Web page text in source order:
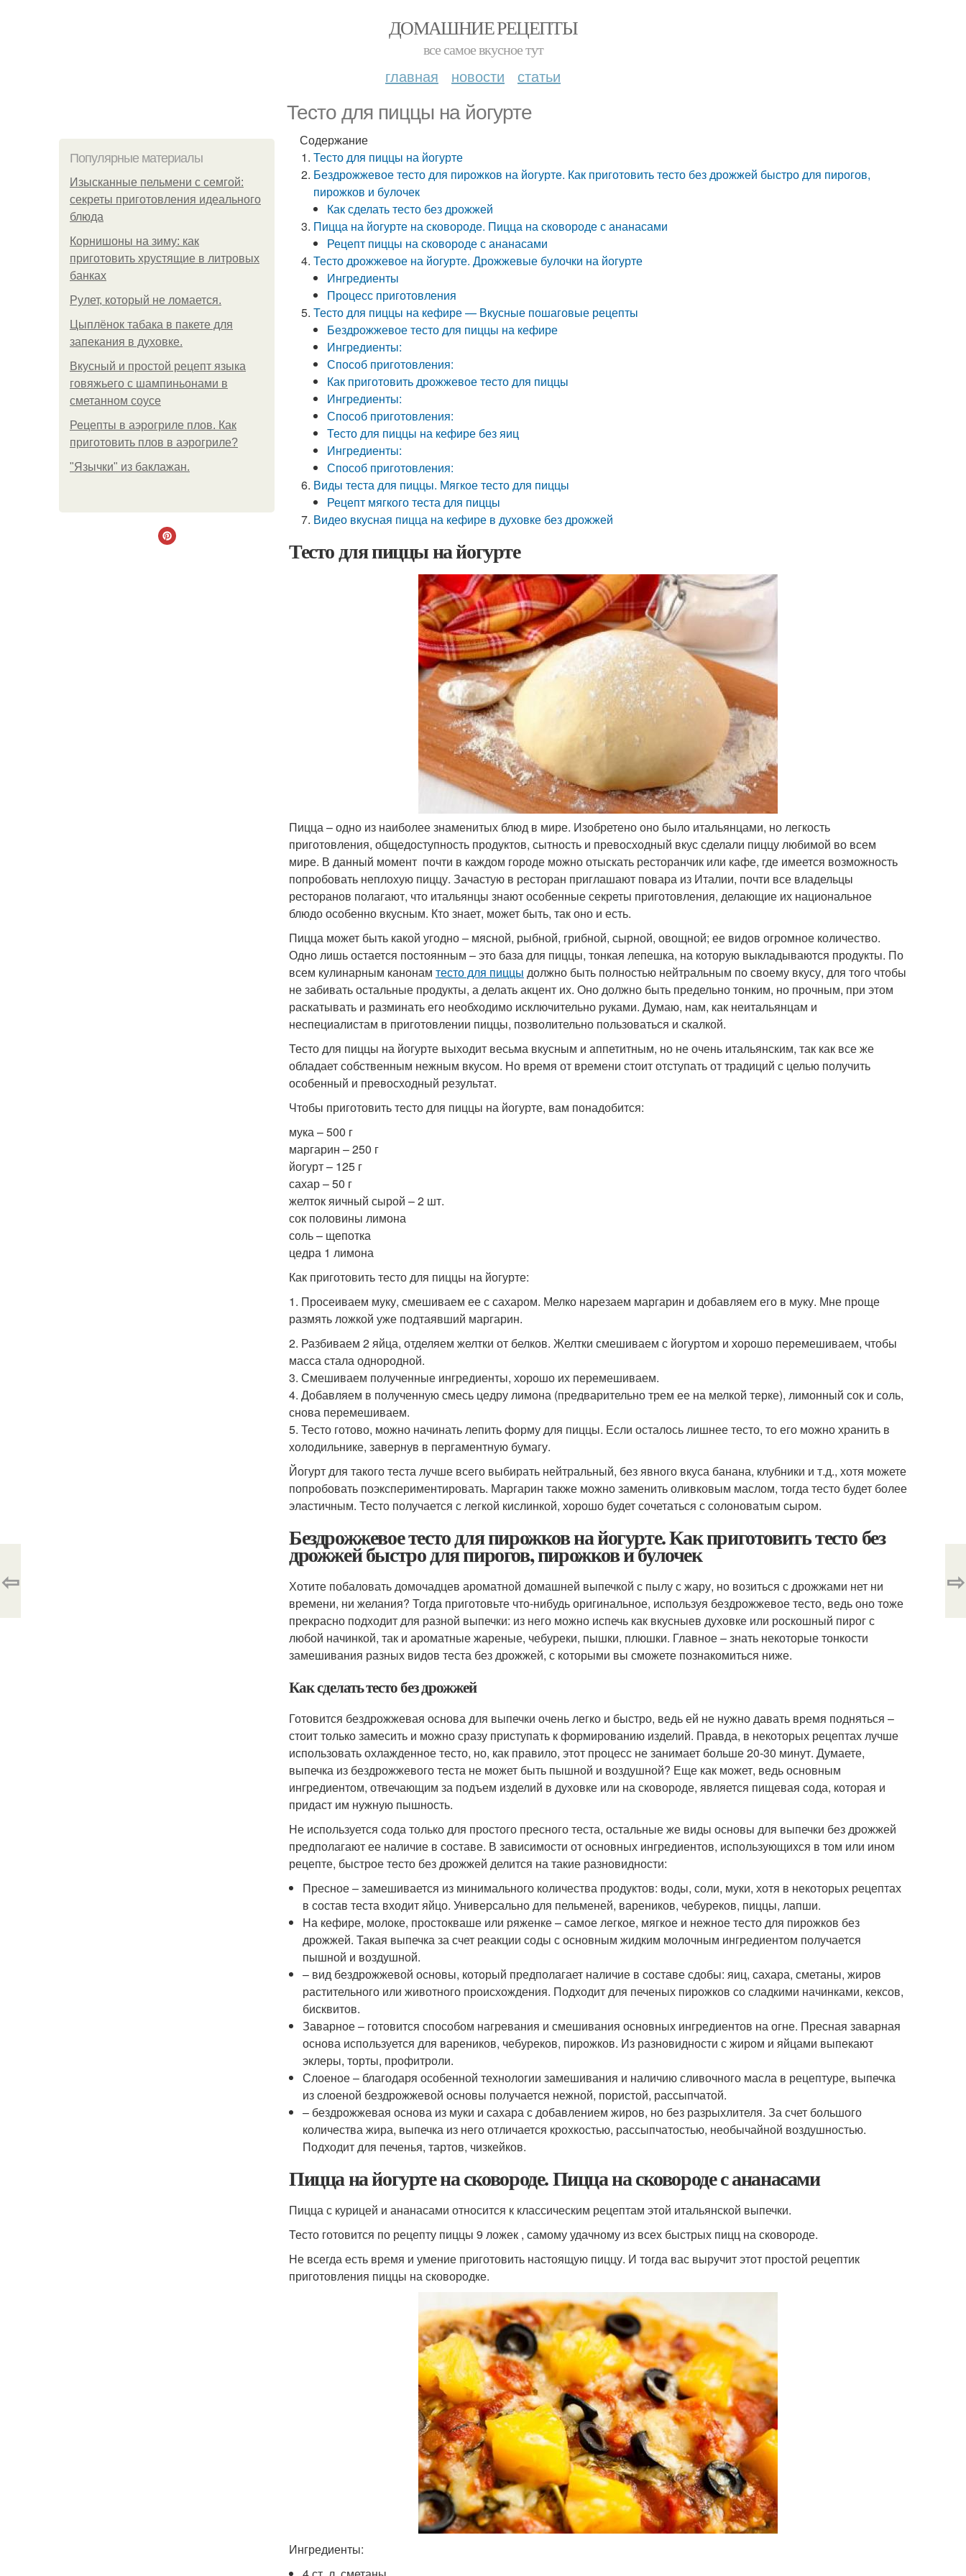
ДОМАШНИЕ РЕЦЕПТЫ
все самое вкусное тут
главная новости статьи
Тесто для пиццы на йогурте
Популярные материалы
Изысканные пельмени с семгой:
секреты приготовления идеального
блюда
Корнишоны на зиму: как
приготовить хрустящие в литровых
банках
Рулет, который не ломается.
Цыплёнок табака в пакете для
запекания в духовке.
Вкусный и простой рецепт языка
говяжьего с шампиньонами в
сметанном соусе
Рецепты в аэрогриле плов. Как
приготовить плов в аэрогриле?
"Язычки" из баклажан.
Содержание
Тесто для пиццы на йогурте
Бездрожжевое тесто для пирожков на йогурте. Как приготовить тесто без дрожжей быстро для пирогов,
пирожков и булочек
Как сделать тесто без дрожжей
Пицца на йогурте на сковороде. Пицца на сковороде с ананасами
Рецепт пиццы на сковороде с ананасами
Тесто дрожжевое на йогурте. Дрожжевые булочки на йогурте
Ингредиенты
Процесс приготовления
Тесто для пиццы на кефире — Вкусные пошаговые рецепты
Бездрожжевое тесто для пиццы на кефире
Ингредиенты:
Способ приготовления:
Как приготовить дрожжевое тесто для пиццы
Ингредиенты:
Способ приготовления:
Тесто для пиццы на кефире без яиц
Ингредиенты:
Способ приготовления:
Виды теста для пиццы. Мягкое тесто для пиццы
Рецепт мягкого теста для пиццы
Видео вкусная пицца на кефире в духовке без дрожжей
Тесто для пиццы на йогурте
Пицца – одно из наиболее знаменитых блюд в мире. Изобретено оно было итальянцами, но легкость
приготовления, общедоступность продуктов, сытность и превосходный вкус сделали пиццу любимой во всем
мире. В данный момент почти в каждом городе можно отыскать ресторанчик или кафе, где имеется возможность
попробовать неплохую пиццу. Зачастую в ресторан приглашают повара из Италии, почти все владельцы
ресторанов полагают, что итальянцы знают особенные секреты приготовления, делающие их национальное
блюдо особенно вкусным. Кто знает, может быть, так оно и есть.
Пицца может быть какой угодно – мясной, рыбной, грибной, сырной, овощной; ее видов огромное количество.
Одно лишь остается постоянным – это база для пиццы, тонкая лепешка, на которую выкладываются продукты. По
всем кулинарным канонам тесто для пиццы должно быть полностью нейтральным по своему вкусу, для того чтобы
не забивать остальные продукты, а делать акцент их. Оно должно быть предельно тонким, но прочным, при этом
раскатывать и разминать его необходимо исключительно руками. Думаю, нам, как неитальянцам и
неспециалистам в приготовлении пиццы, позволительно пользоваться и скалкой.
Тесто для пиццы на йогурте выходит весьма вкусным и аппетитным, но не очень итальянским, так как все же
обладает собственным нежным вкусом. Но время от времени стоит отступать от традиций с целью получить
особенный и превосходный результат.
Чтобы приготовить тесто для пиццы на йогурте, вам понадобится:
мука – 500 г
маргарин – 250 г
йогурт – 125 г
сахар – 50 г
желток яичный сырой – 2 шт.
сок половины лимона
соль – щепотка
цедра 1 лимона
Как приготовить тесто для пиццы на йогурте:
1. Просеиваем муку, смешиваем ее с сахаром. Мелко нарезаем маргарин и добавляем его в муку. Мне проще
размять ложкой уже подтаявший маргарин.
2. Разбиваем 2 яйца, отделяем желтки от белков. Желтки смешиваем с йогуртом и хорошо перемешиваем, чтобы
масса стала однородной.
3. Смешиваем полученные ингредиенты, хорошо их перемешиваем.
4. Добавляем в полученную смесь цедру лимона (предварительно трем ее на мелкой терке), лимонный сок и соль,
снова перемешиваем.
5. Тесто готово, можно начинать лепить форму для пиццы. Если осталось лишнее тесто, то его можно хранить в
холодильнике, завернув в пергаментную бумагу.
Йогурт для такого теста лучше всего выбирать нейтральный, без явного вкуса банана, клубники и т.д., хотя можете
попробовать поэкспериментировать. Маргарин также можно заменить оливковым маслом, тогда тесто будет более
эластичным. Тесто получается с легкой кислинкой, хорошо будет сочетаться с солоноватым сыром.
Бездрожжевое тесто для пирожков на йогурте. Как приготовить тесто без
дрожжей быстро для пирогов, пирожков и булочек
Хотите побаловать домочадцев ароматной домашней выпечкой с пылу с жару, но возиться с дрожжами нет ни
времени, ни желания? Тогда приготовьте что-нибудь оригинальное, используя бездрожжевое тесто, ведь оно тоже
прекрасно подходит для разной выпечки: из него можно испечь как вкусныев духовке или роскошный пирог с
любой начинкой, так и ароматные жареные, чебуреки, пышки, плюшки. Главное – знать некоторые тонкости
замешивания разных видов теста без дрожжей, с которыми вы сможете познакомиться ниже.
Как сделать тесто без дрожжей
Готовится бездрожжевая основа для выпечки очень легко и быстро, ведь ей не нужно давать время подняться –
стоит только замесить и можно сразу приступать к формированию изделий. Правда, в некоторых рецептах лучше
использовать охлажденное тесто, но, как правило, этот процесс не занимает больше 20-30 минут. Думаете,
выпечка из бездрожжевого теста не может быть пышной и воздушной? Еще как может, ведь основным
ингредиентом, отвечающим за подъем изделий в духовке или на сковороде, является пищевая сода, которая и
придаст им нужную пышность.
Не используется сода только для простого пресного теста, остальные же виды основы для выпечки без дрожжей
предполагают ее наличие в составе. В зависимости от основных ингредиентов, использующихся в том или ином
рецепте, быстрое тесто без дрожжей делится на такие разновидности:
Пресное – замешивается из минимального количества продуктов: воды, соли, муки, хотя в некоторых рецептах
в состав теста входит яйцо. Универсально для пельменей, вареников, чебуреков, пиццы, лапши.
На кефире, молоке, простокваше или ряженке – самое легкое, мягкое и нежное тесто для пирожков без
дрожжей. Такая выпечка за счет реакции соды с основным жидким молочным ингредиентом получается
пышной и воздушной.
– вид бездрожжевой основы, который предполагает наличие в составе сдобы: яиц, сахара, сметаны, жиров
растительного или животного происхождения. Подходит для печеных пирожков со сладкими начинками, кексов,
бисквитов.
Заварное – готовится способом нагревания и смешивания основных ингредиентов на огне. Пресная заварная
основа используется для вареников, чебуреков, пирожков. Из разновидности с жиром и яйцами выпекают
эклеры, торты, профитроли.
Слоеное – благодаря особенной технологии замешивания и наличию сливочного масла в рецептуре, выпечка
из слоеной бездрожжевой основы получается нежной, пористой, рассыпчатой.
– бездрожжевая основа из муки и сахара с добавлением жиров, но без разрыхлителя. За счет большого
количества жира, выпечка из него отличается крохкостью, рассыпчатостью, необычайной воздушностью.
Подходит для печенья, тартов, чизкейков.
Пицца на йогурте на сковороде. Пицца на сковороде с ананасами
Пицца с курицей и ананасами относится к классическим рецептам этой итальянской выпечки.
Тесто готовится по рецепту пиццы 9 ложек , самому удачному из всех быстрых пицц на сковороде.
Не всегда есть время и умение приготовить настоящую пиццу. И тогда вас выручит этот простой рецептик
приготовления пиццы на сковородке.
Ингредиенты:
⇦ ⇨